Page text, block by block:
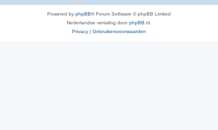
Powered by phpBB® Forum Software © phpBB Limited
Nederlandse vertaling doorphpBB.nl
Privacy | Gebruikersvoorwaarden